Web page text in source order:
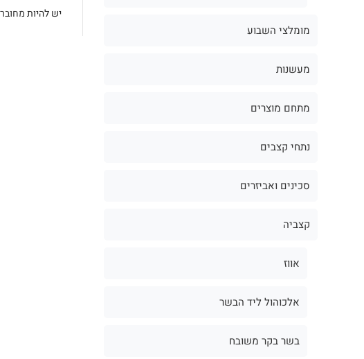
יש להיותמחובר
מומלצי השבוע
מעשנות
מתחם מוצרים
נתחי קצבים
סכינים ואביזרים
קצביה
אווז
אלכוהול ליד הבשר
בשר בקר משובח